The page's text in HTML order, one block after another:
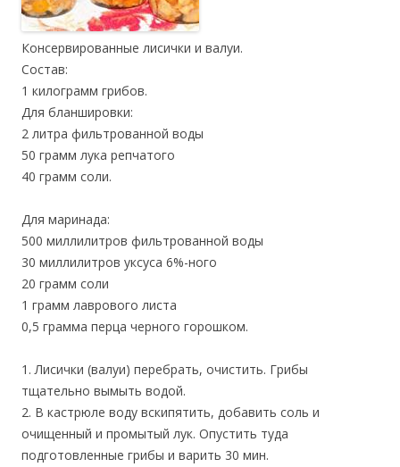
Консервированные лисички и валуи.
Состав:
1 килограмм грибов.
Для бланшировки:
2 литра фильтрованной воды
50 грамм лука репчатого
40 грамм соли.
Для маринада:
500 миллилитров фильтрованной воды
30 миллилитров уксуса 6%-ного
20 грамм соли
1 грамм лаврового листа
0,5 грамма перца черного горошком.
1. Лисички (валуи) перебрать, очистить. Грибы
тщательно вымыть водой.
2. В кастрюле воду вскипятить, добавить соль и
очищенный и промытый лук. Опустить туда
подготовленные грибы и варить 30 мин.